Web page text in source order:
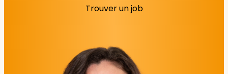
Trouver un job